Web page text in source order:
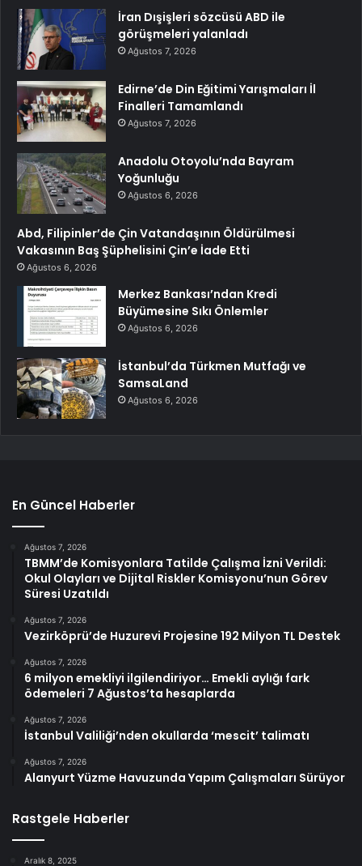
İran Dışişleri sözcüsü ABD ile
görüşmeleri yalanladı
Ağustos 7, 2026
Edirne’de Din Eğitimi Yarışmaları İl
Finalleri Tamamlandı
Ağustos 7, 2026
Anadolu Otoyolu’nda Bayram
Yoğunluğu
Ağustos 6, 2026
Abd, Filipinler’de Çin Vatandaşının Öldürülmesi
Vakasının Baş Şüphelisini Çin’e İade Etti
Ağustos 6, 2026
Merkez Bankası’ndan Kredi
Büyümesine Sıkı Önlemler
Ağustos 6, 2026
İstanbul’da Türkmen Mutfağı ve
SamsaLand
Ağustos 6, 2026
En Güncel Haberler
Ağustos 7, 2026
TBMM’de Komisyonlara Tatilde Çalışma İzni Verildi:
Okul Olayları ve Dijital Riskler Komisyonu’nun Görev
Süresi Uzatıldı
Ağustos 7, 2026
Vezirköprü’de Huzurevi Projesine 192 Milyon TL Destek
Ağustos 7, 2026
6 milyon emekliyi ilgilendiriyor… Emekli aylığı fark
ödemeleri 7 Ağustos’ta hesaplarda
Ağustos 7, 2026
İstanbul Valiliği’nden okullarda ‘mescit’ talimatı
Ağustos 7, 2026
Alanyurt Yüzme Havuzunda Yapım Çalışmaları Sürüyor
Rastgele Haberler
Aralık 8, 2025